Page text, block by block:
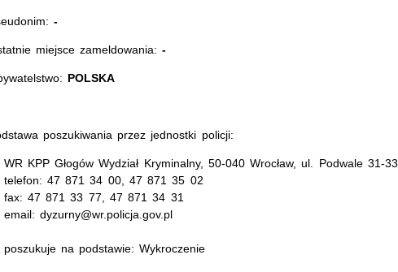
-
miejsce zameldowania:-
POLSKA
poszukiwania przez jednostki policji:
WR KPP Głogów Wydział Kryminalny, 50-040 Wrocław, ul. Podwale 31-33
telefon: 47 871 34 00, 47 871 35 02
fax: 47 871 33 77, 47 871 34 31
email: dyzurny@wr.policja.gov.pl
poszukuje na podstawie: Wykroczenie